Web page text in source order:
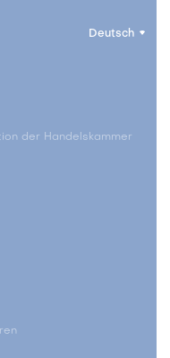
Deutsch
der Handelskammer